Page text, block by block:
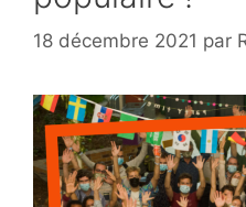
18 décembre 2021 par